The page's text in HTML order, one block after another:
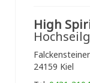
High
24159 Kiel